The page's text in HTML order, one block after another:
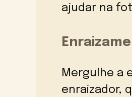
ajudar na
Mergulhe a
enraizador,